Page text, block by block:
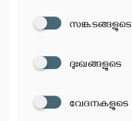
സങ്കടങ്ങളുടെ
ദുഃഖങ്ങളുടെ
വേദനകളുടെ